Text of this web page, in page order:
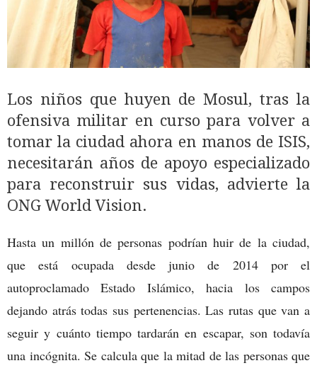
Los niños que huyen de Mosul, tras la
ofensiva militar en curso para volver a
tomar la ciudad ahora en manos de ISIS,
necesitarán años de apoyo especializado
para reconstruir sus vidas, advierte la
ONG World Vision.
Hasta un millón de personas podrían huir de la ciudad,
que está ocupada desde junio de 2014 por el
autoproclamado Estado Islámico, hacia los campos
dejando atrás todas sus pertenencias. Las rutas que van a
seguir y cuánto tiempo tardarán en escapar, son todavía
una incógnita. Se calcula que la mitad de las personas que